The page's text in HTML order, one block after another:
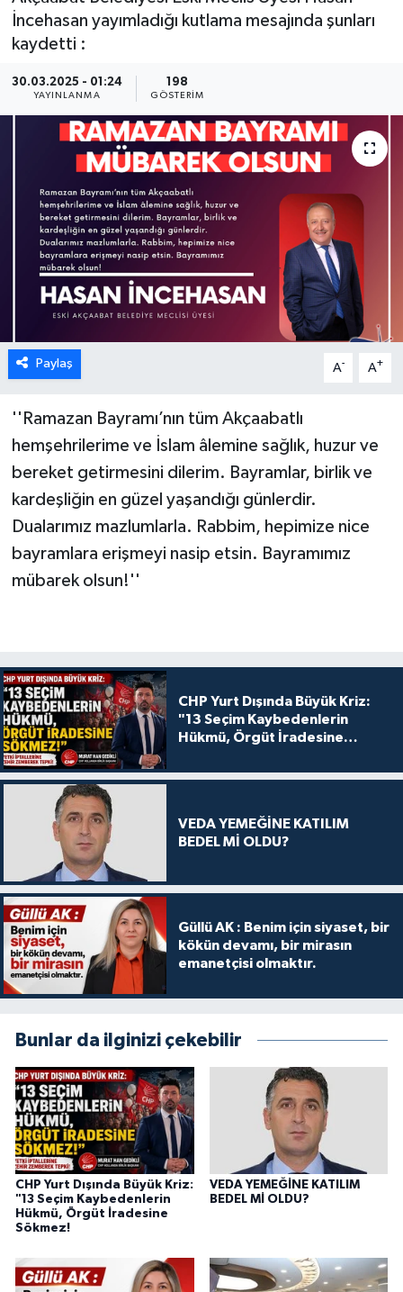
İncehasan yayımladığı kutlama mesajında şunları
kaydetti :
30.03.2025 - 01:24
YAYINLANMA
198
GÖSTERIM
Paylaş A- A+
''Ramazan Bayramı’nın tüm Akçaabatlı
hemşehrilerime ve İslam âlemine sağlık, huzur ve
bereket getirmesini dilerim. Bayramlar, birlik ve
kardeşliğin en güzel yaşandığı günlerdir.
Dualarımız mazlumlarla. Rabbim, hepimize nice
bayramlara erişmeyi nasip etsin. Bayramımız
mübarek olsun!''
CHP Yurt Dışında Büyük Kriz:
"13 Seçim Kaybedenlerin
Hükmü, Örgüt İradesine
VEDA YEMEĞİNE KATILIM
BEDEL Mİ OLDU?
Güllü AK : Benim için siyaset, bir
kökün devamı, bir mirasın
emanetçisi olmaktır.
Bunlar da ilginizi çekebilir
CHP Yurt Dışında Büyük Kriz:
"13 Seçim Kaybedenlerin
Hükmü, Örgüt İradesine
Sökmez!
VEDA YEMEĞİNE KATILIM
BEDEL Mİ OLDU?